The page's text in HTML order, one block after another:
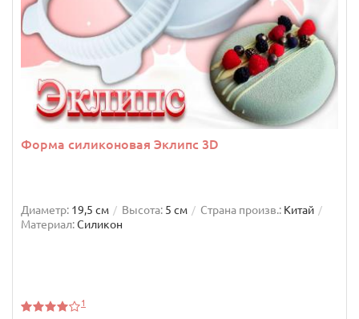
Форма силиконовая Эклипс 3D
Диаметр: 19,5 см Высота: 5 см Страна произв.: Китай
Материал:Силикон
1